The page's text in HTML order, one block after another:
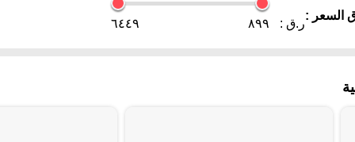
السعر :
ر.ق : ٨٩٩ ٦٤٤٩